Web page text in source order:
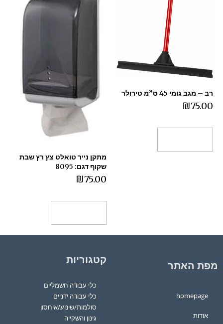
רב – מגב גומי 45 ס”מ טירולר
₪75.00
מתקן נייר טואלט צץ רץ שבת
שקוף דגם: 8095
₪75.00
מפת האתר
homepage
אודות
קטגוריות
כלי עבודה חשמליים
כלי עבודה ידניים
סולמות/שינוע/איחסון
גינון והשקייה